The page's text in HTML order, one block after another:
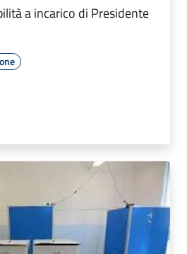
a incarico di Presidente